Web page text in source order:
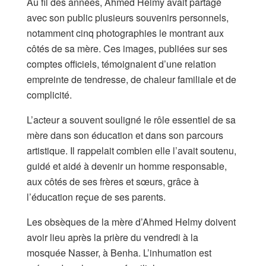
avec son public plusieurs souvenirs personnels,
notamment cinq photographies le montrant aux
côtés de sa mère. Ces images, publiées sur ses
comptes officiels, témoignaient d’une relation
empreinte de tendresse, de chaleur familiale et de
complicité.
L’acteur a souvent souligné le rôle essentiel de sa
mère dans son éducation et dans son parcours
artistique. Il rappelait combien elle l’avait soutenu,
guidé et aidé à devenir un homme responsable,
aux côtés de ses frères et sœurs, grâce à
l’éducation reçue de ses parents.
Les obsèques de la mère d’Ahmed Helmy doivent
avoir lieu après la prière du vendredi à la
mosquée Nasser, à Benha. L’inhumation est